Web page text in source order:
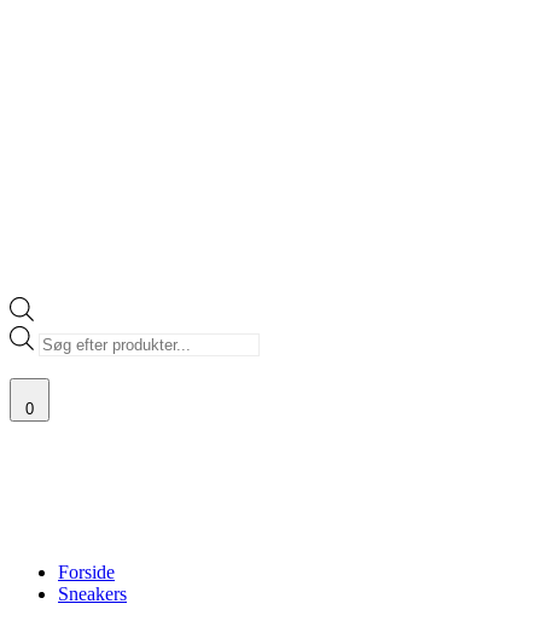
Products
search
0
Forside
Sneakers